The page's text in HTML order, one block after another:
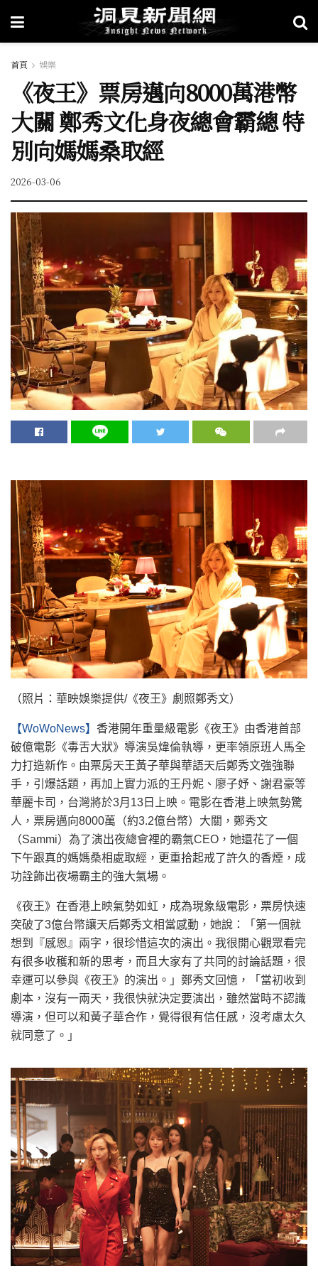
首頁 娛樂
《夜王》票房邁向8000萬港幣
大關 鄭秀文化身夜總會霸總 特
別向媽媽桑取經
2026-03-06
（照片：華映娛樂提供/《夜王》劇照鄭秀文）
【WoWoNews】 香港開年重量級電影《夜王》由香港首部
破億電影《毒舌大狀》導演吳煒倫執導，更率領原班人馬全
力打造新作。由票房天王黃子華與華語天后鄭秀文強強聯
手，引爆話題，再加上實力派的王丹妮、廖子妤、謝君豪等
華麗卡司，台灣將於3月13日上映。電影在香港上映氣勢驚
人，票房邁向8000萬（約3.2億台幣）大關，鄭秀文
（Sammi）為了演出夜總會裡的霸氣CEO，她還花了一個
下午跟真的媽媽桑相處取經，更重拾起戒了許久的香煙，成
功詮飾出夜場霸主的強大氣場。
《夜王》在香港上映氣勢如虹，成為現象級電影，票房快速
突破了3億台幣讓天后鄭秀文相當感動，她說：「第一個就
想到『感恩』兩字，很珍惜這次的演出。我很開心觀眾看完
有很多收穫和新的思考，而且大家有了共同的討論話題，很
幸運可以參與《夜王》的演出。」鄭秀文回憶，「當初收到
劇本，沒有一兩天，我很快就決定要演出，雖然當時不認識
導演，但可以和黃子華合作，覺得很有信任感，沒考慮太久
就同意了。」